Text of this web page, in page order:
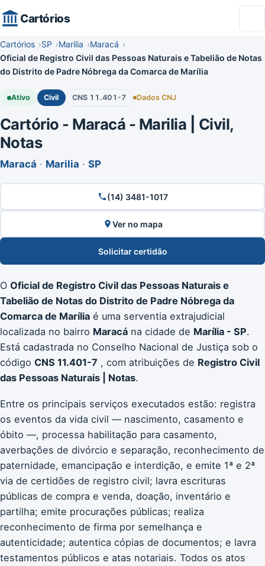
Cartórios
Cartórios SP Marilia
Maracá
Oficial de Registro Civil das Pessoas Naturais e Tabelião de Notas
do Distrito de Padre Nóbrega da Comarca de Marília
Ativo Civil CNS 11.401-7 Dados CNJ
Cartório - Maracá - Marilia | Civil,
Notas
Maracá · Marilia · SP
(14) 3481-1017
Ver no mapa
Solicitar certidão
O Oficial de Registro Civil das Pessoas Naturais e
Tabelião de Notas do Distrito de Padre Nóbrega da
Comarca de Marília é uma serventia extrajudicial
localizada no bairro Maracá na cidade de Marília - SP.
Está cadastrada no Conselho Nacional de Justiça sob o
código CNS 11.401-7 , com atribuições de Registro Civil
das Pessoas Naturais | Notas.
Entre os principais serviços executados estão: registra
os eventos da vida civil — nascimento, casamento e
óbito —, processa habilitação para casamento,
averbações de divórcio e separação, reconhecimento de
paternidade, emancipação e interdição, e emite 1ª e 2ª
via de certidões de registro civil; lavra escrituras
públicas de compra e venda, doação, inventário e
partilha; emite procurações públicas; realiza
reconhecimento de firma por semelhança e
autenticidade; autentica cópias de documentos; e lavra
testamentos públicos e atas notariais. Todos os atos